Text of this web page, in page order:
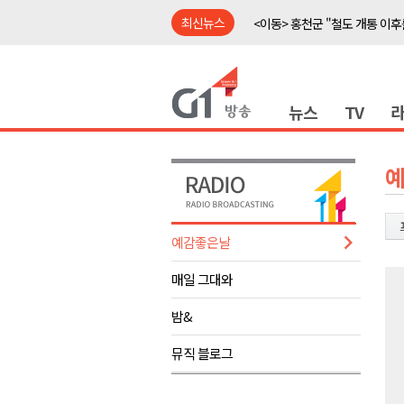
최신뉴스
<이동> 홍천군 "철도 개통 이
강릉 영화영상문화 예산 삭감
양구군, 상반기 스포츠마케팅
홍천소방서, 신청사 준공식..33
ITS 교통도시 강릉..콜 버스 실증
농민단체 "농자재값 폭등, 농산
<이동> "무더운 여름, 맥주와
<이동> 홍천군 "철도 개통 이
<이동> 홍천 'K-바이오' 거점
<출연> 신영재 홍천군수 대담
뉴스 TV
예감좋은날
매일 그대와
밤&
뮤직 블로그